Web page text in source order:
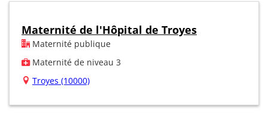
Maternité de l'Hôpital de Troyes
Maternité publique
Maternité de niveau 3
Troyes (10000)